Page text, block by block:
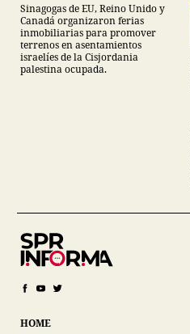
Sinagogas de EU, Reino Unido y
Canadá organizaron ferias
inmobiliarias para promover
terrenos en asentamientos
israelíes de la Cisjordania
palestina ocupada.
HOME